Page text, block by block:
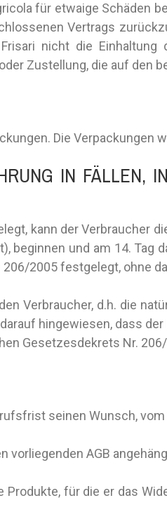
für etwaige Schäden
Vertrags
nicht die
Zustellung, die auf den
Die
IN
kann der Verbraucher
und am 14. Tag
2005 festgelegt, ohne
Verbraucher, d.h. die
hingewiesen, dass
Gesetzesdekrets Nr.
seinen Wunsch,
AGB
für die er das